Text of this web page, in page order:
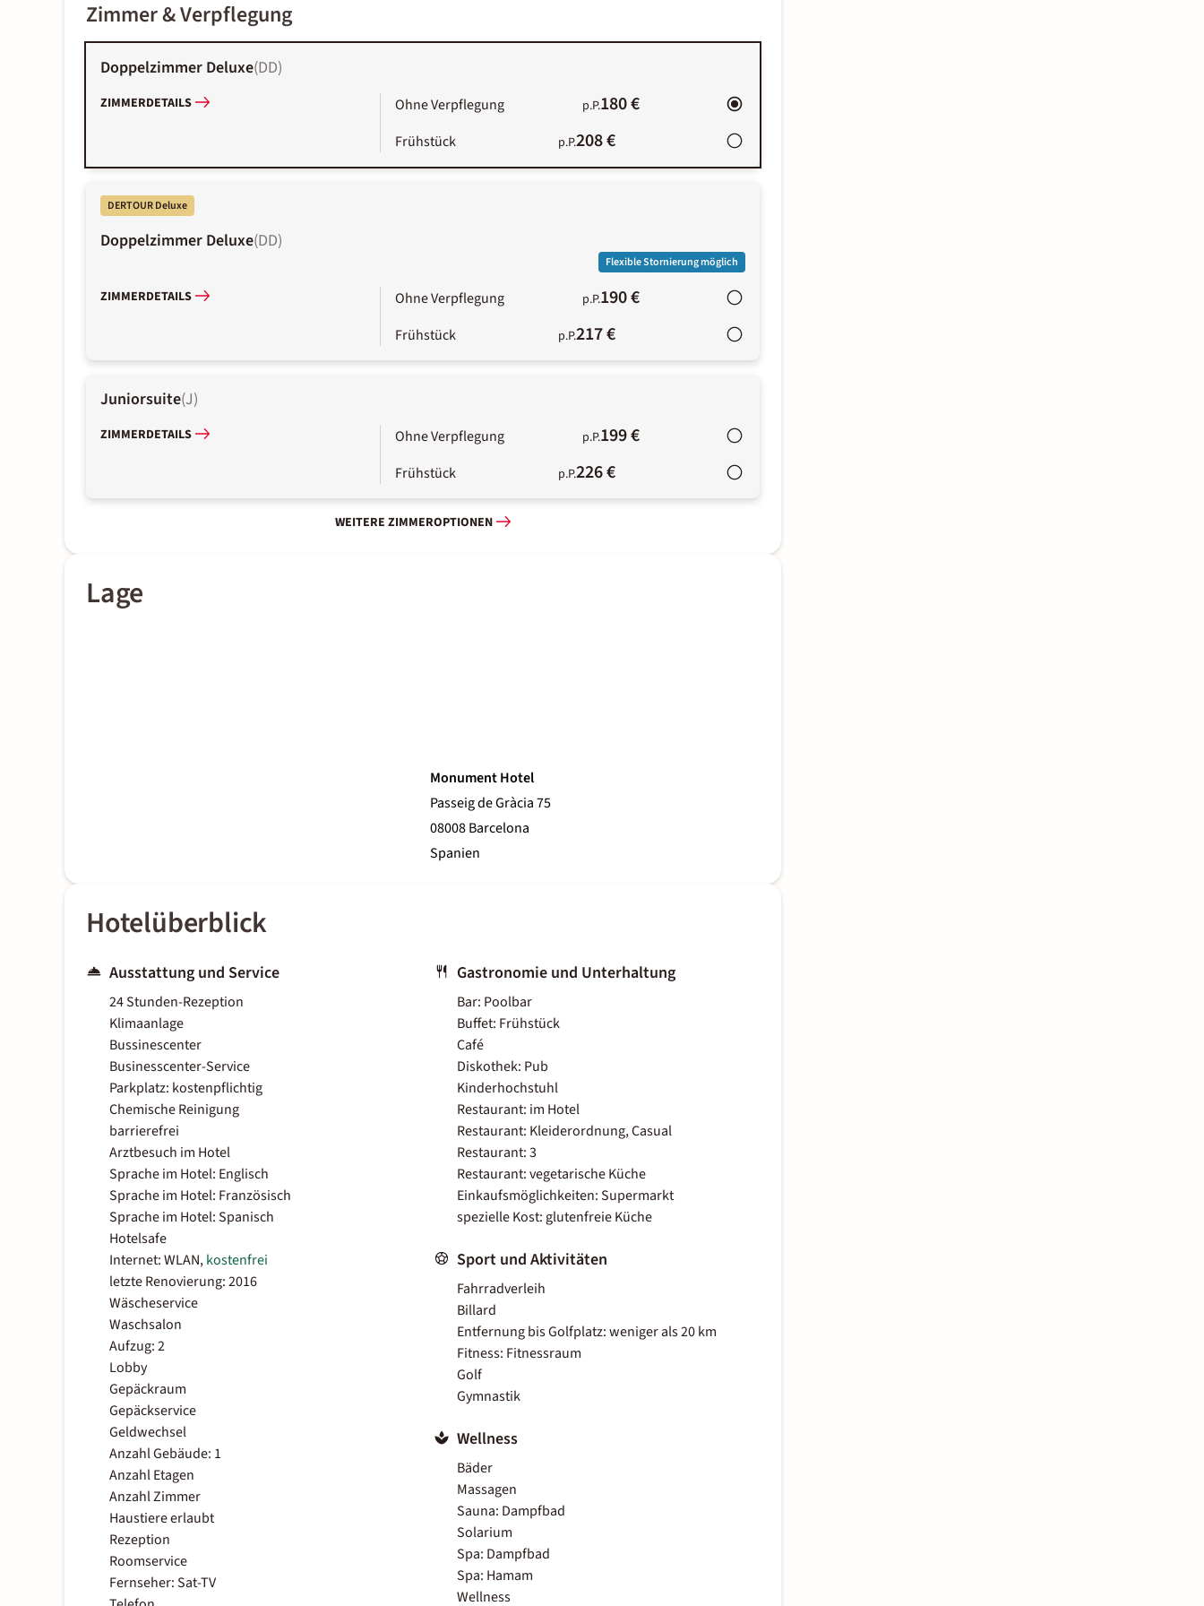
Zimmer & Verpflegung
Doppelzimmer Deluxe(DD)
ZIMMERDETAILS Ohne Verpflegung p.P.180 €
Frühstück p.P.208 €
DERTOUR Deluxe
Doppelzimmer Deluxe(DD)
Flexible Stornierung möglich
ZIMMERDETAILS Ohne Verpflegung p.P.190 €
Frühstück p.P.217 €
Juniorsuite(J)
ZIMMERDETAILS Ohne Verpflegung p.P.199 €
Frühstück p.P.226 €
WEITERE ZIMMEROPTIONEN
Lage
Monument Hotel
Passeig de Gràcia 75
08008 Barcelona
Spanien
Hotelüberblick
Ausstattung und Service
24 Stunden-Rezeption
Klimaanlage
Bussinescenter
Businesscenter-Service
Parkplatz: kostenpflichtig
Chemische Reinigung
barrierefrei
Arztbesuch im Hotel
Sprache im Hotel: Englisch
Sprache im Hotel: Französisch
Sprache im Hotel: Spanisch
Hotelsafe
Internet: WLAN,kostenfrei
letzte Renovierung: 2016
Wäscheservice
Waschsalon
Aufzug: 2
Lobby
Gepäckraum
Gepäckservice
Geldwechsel
Anzahl Gebäude: 1
Anzahl Etagen
Anzahl Zimmer
Haustiere erlaubt
Rezeption
Roomservice
Fernseher: Sat-TV
Gastronomie und Unterhaltung
Bar: Poolbar
Buffet: Frühstück
Café
Diskothek: Pub
Kinderhochstuhl
Restaurant: im Hotel
Restaurant: Kleiderordnung, Casual
Restaurant: 3
Restaurant: vegetarische Küche
Einkaufsmöglichkeiten: Supermarkt
spezielle Kost: glutenfreie Küche
Sport und Aktivitäten
Fahrradverleih
Billard
Entfernung bis Golfplatz: weniger als 20 km
Fitness: Fitnessraum
Golf
Gymnastik
Wellness
Bäder
Massagen
Sauna: Dampfbad
Solarium
Spa: Dampfbad
Spa: Hamam
Wellness